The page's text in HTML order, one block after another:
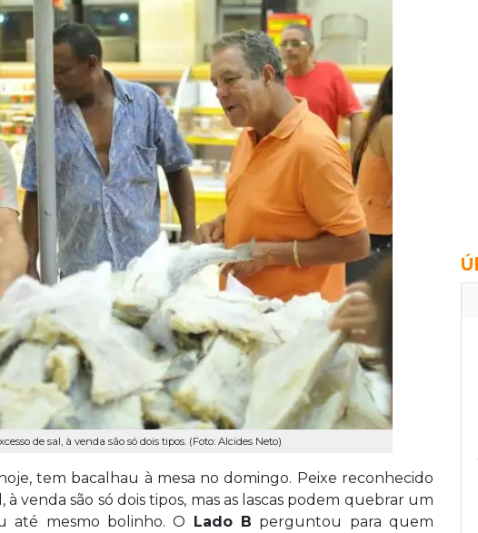
de sal, à venda são só dois tipos. (Foto: Alcides Neto)
tem bacalhau à mesa no domingo. Peixe reconhecido
à venda são só dois tipos, mas as lascas podem quebrar um
até mesmo bolinho. O
Lado B perguntou para quem